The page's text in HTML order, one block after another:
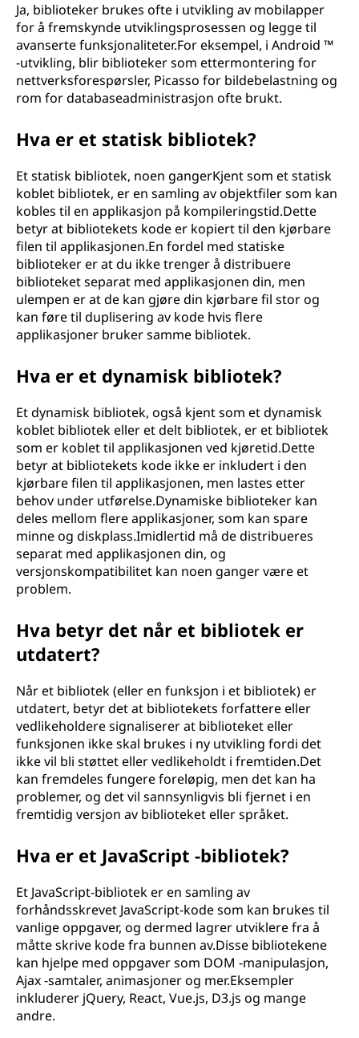
Ja, biblioteker brukes ofte i utvikling av mobilapper
for å fremskynde utviklingsprosessen og legge til
avanserte funksjonaliteter.For eksempel, i Android ™
-utvikling, blir biblioteker som ettermontering for
nettverksforespørsler, Picasso for bildebelastning og
rom for databaseadministrasjon ofte brukt.
Hva er et statisk bibliotek?
Et statisk bibliotek, noen gangerKjent som et statisk
koblet bibliotek, er en samling av objektfiler som kan
kobles til en applikasjon på kompileringstid.Dette
betyr at bibliotekets kode er kopiert til den kjørbare
filen til applikasjonen.En fordel med statiske
biblioteker er at du ikke trenger å distribuere
biblioteket separat med applikasjonen din, men
ulempen er at de kan gjøre din kjørbare fil stor og
kan føre til duplisering av kode hvis flere
applikasjoner bruker samme bibliotek.
Hva er et dynamisk bibliotek?
Et dynamisk bibliotek, også kjent som et dynamisk
koblet bibliotek eller et delt bibliotek, er et bibliotek
som er koblet til applikasjonen ved kjøretid.Dette
betyr at bibliotekets kode ikke er inkludert i den
kjørbare filen til applikasjonen, men lastes etter
behov under utførelse.Dynamiske biblioteker kan
deles mellom flere applikasjoner, som kan spare
minne og diskplass.Imidlertid må de distribueres
separat med applikasjonen din, og
versjonskompatibilitet kan noen ganger være et
problem.
Hva betyr det når et bibliotek er
utdatert?
Når et bibliotek (eller en funksjon i et bibliotek) er
utdatert, betyr det at bibliotekets forfattere eller
vedlikeholdere signaliserer at biblioteket eller
funksjonen ikke skal brukes i ny utvikling fordi det
ikke vil bli støttet eller vedlikeholdt i fremtiden.Det
kan fremdeles fungere foreløpig, men det kan ha
problemer, og det vil sannsynligvis bli fjernet i en
fremtidig versjon av biblioteket eller språket.
Hva er et JavaScript -bibliotek?
Et JavaScript-bibliotek er en samling av
forhåndsskrevet JavaScript-kode som kan brukes til
vanlige oppgaver, og dermed lagrer utviklere fra å
måtte skrive kode fra bunnen av.Disse bibliotekene
kan hjelpe med oppgaver som DOM -manipulasjon,
Ajax -samtaler, animasjoner og mer.Eksempler
inkluderer jQuery, React, Vue.js, D3.js og mange
andre.